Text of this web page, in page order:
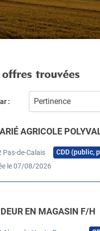
trouvées
: Pertinence
AGRICOLE
Pas-de-Calais
CDD (public,
le 07/08/2026
EN MAGASIN F/H